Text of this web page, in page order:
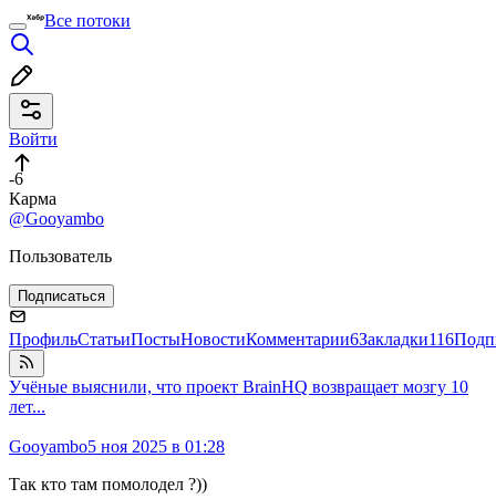
Все потоки
Войти
-6
Карма
@Gooyambo
Пользователь
Подписаться
ПрофильСтатьиПостыНовостиКомментарии6Закладки116
Учёные выяснили, что проект BrainHQ возвращает мозгу 10
лет...
Gooyambo5 ноя 2025 в 01:28
Так кто там помолодел ?))